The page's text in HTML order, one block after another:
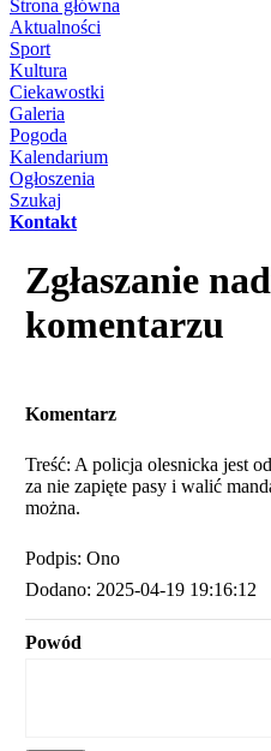
Strona główna
Aktualności
Sport
Kultura
Ciekawostki
Galeria
Pogoda
Kalendarium
Ogłoszenia
Szukaj
Kontakt
Zgłaszanie
komentarzu
Komentarz
Treść: A policja olesnicka jest
za nie zapięte pasy i walić
można.
Podpis: Ono
Dodano: 2025-04-19 19:16:12
Powód